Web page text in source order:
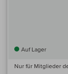
Auf Lager
Nur für Mitglieder